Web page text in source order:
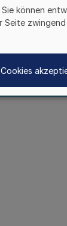
können